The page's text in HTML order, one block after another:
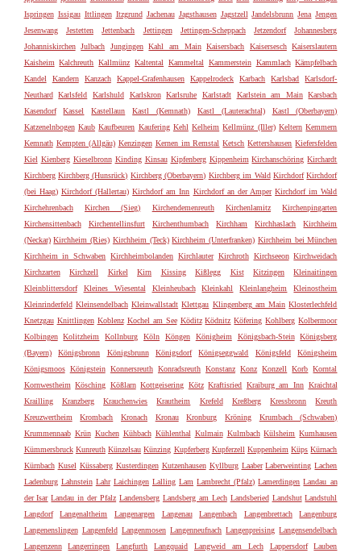
Ispringen Issigau Ittlingen Itzgrund Jachenau Jagsthausen Jagstzell Jandelsbrunn Jena Jengen
Jesenwang
Jestetten Jettenbach Jettingen Jettingen-Scheppach Jetzendorf
Johannesberg
Johanniskirchen
Julbach Jungingen Kahl am Main Kaisersbach Kaisersesch
Kaiserslautern
Kaisheim Kalchreuth Kallmünz Kaltental Kammeltal Kammerstein Kammlach Kämpfelbach
Kandel
Kandern Kanzach Kappel-Grafenhausen Kappelrodeck Karbach Karlsbad
Karlsdorf-
Neuthard
Karlsfeld Karlshuld Karlskron Karlsruhe Karlstadt Karlstein am Main
Karsbach
Kasendorf
Kassel Kastellaun Kastl (Kemnath) Kastl (Lauterachtal)
Kastl (Oberbayern)
Katzenelnbogen Kaub Kaufbeuren Kaufering Kehl Kelheim Kellmünz (Iller) Keltern Kemmern
Kemnath Kempten (Allgäu) Kenzingen Kernen im Remstal Ketsch Kettershausen Kiefersfelden
Kiel Kienberg Kieselbronn Kinding Kinsau Kipfenberg Kippenheim Kirchanschöring Kirchardt
Kirchberg Kirchberg (Hunsrück) Kirchberg (Oberbayern) Kirchberg im Wald Kirchdorf Kirchdorf
(bei Haag) Kirchdorf (Hallertau) Kirchdorf am Inn Kirchdorf an der Amper Kirchdorf im Wald
Kirchehrenbach
Kirchen (Sieg) Kirchendemenreuth Kirchenlamitz
Kirchenpingarten
Kirchensittenbach
Kirchentellinsfurt Kirchenthumbach Kirchham Kirchhaslach
Kirchheim
(Neckar) Kirchheim (Ries) Kirchheim (Teck) Kirchheim (Unterfranken) Kirchheim bei München
Kirchheim in Schwaben Kirchheimbolanden Kirchlauter Kirchroth Kirchseeon Kirchweidach
Kirchzarten
Kirchzell Kirkel Kirn Kissing Kißlegg Kist Kitzingen
Kleinaitingen
Kleinblittersdorf
Kleines Wiesental Kleinheubach Kleinkahl Kleinlangheim
Kleinostheim
Kleinrinderfeld Kleinsendelbach Kleinwallstadt Klettgau Klingenberg am Main Klosterlechfeld
Knetzgau Knittlingen Koblenz Kochel am See Köditz Ködnitz Köfering Kohlberg Kolbermoor
Kolbingen
Kolitzheim Kollnburg Köln Köngen Königheim Königsbach-Stein
Königsberg
(Bayern)
Königsbronn Königsbrunn Königsdorf Königseggwald Königsfeld
Königsheim
Königsmoos Königstein Konnersreuth Konradsreuth Konstanz Konz Konzell Korb Korntal
Kornwestheim Kösching Kößlarn Kottgeisering Kötz Kraftisried Kraiburg am Inn Kraichtal
Krailling
Kranzberg Krauchenwies Krautheim Krefeld Kreßberg Kressbronn
Kreuth
Kreuzwertheim
Krombach Kronach Kronau Kronburg Kröning
Krumbach (Schwaben)
Krummennaab Krün Kuchen Kühbach Kühlenthal Kulmain Kulmbach Külsheim Kumhausen
Kümmersbruck Kunreuth Künzelsau Künzing Kupferberg Kupferzell Kuppenheim Küps Kürnach
Kürnbach Kusel Küssaberg Kusterdingen Kutzenhausen Kyllburg Laaber Laberweinting Lachen
Ladenburg Lahnstein Lahr Laichingen Lalling Lam Lambrecht (Pfalz) Lamerdingen Landau an
der Isar Landau in der Pfalz Landensberg Landsberg am Lech Landsberied Landshut Landstuhl
Langdorf
Langenaltheim Langenargen Langenau Langenbach Langenbrettach
Langenburg
Langenenslingen Langenfeld Langenmosen Langenneufnach Langenpreising Langensendelbach
Langenzenn
Langerringen Langfurth Langquaid Langweid am Lech Lappersdorf
Lauben